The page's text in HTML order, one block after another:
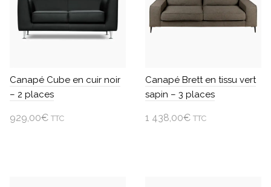
options
peuvent
sur
la
page
du
Canapé Cube en cuir noir
– 2 places
929,00€ TTC
Canapé Brett en tissu vert
sapin – 3 places
1 438,00€ TTC